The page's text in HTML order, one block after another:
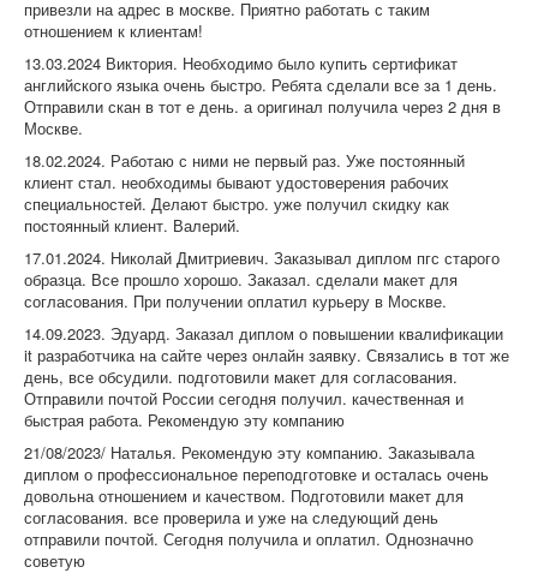
привезли на адрес в москве. Приятно работать с таким
отношением к клиентам!
13.03.2024 Виктория. Необходимо было купить сертификат
английского языка очень быстро. Ребята сделали все за 1 день.
Отправили скан в тот е день. а оригинал получила через 2 дня в
Москве.
18.02.2024. Работаю с ними не первый раз. Уже постоянный
клиент стал. необходимы бывают удостоверения рабочих
специальностей. Делают быстро. уже получил скидку как
постоянный клиент. Валерий.
17.01.2024. Николай Дмитриевич. Заказывал диплом пгс старого
образца. Все прошло хорошо. Заказал. сделали макет для
согласования. При получении оплатил курьеру в Москве.
14.09.2023. Эдуард. Заказал диплом о повышении квалификации
it разработчика на сайте через онлайн заявку. Связались в тот же
день, все обсудили. подготовили макет для согласования.
Отправили почтой России сегодня получил. качественная и
быстрая работа. Рекомендую эту компанию
21/08/2023/ Наталья. Рекомендую эту компанию. Заказывала
диплом о профессиональное переподготовке и осталась очень
довольна отношением и качеством. Подготовили макет для
согласования. все проверила и уже на следующий день
отправили почтой. Сегодня получила и оплатил. Однозначно
советую